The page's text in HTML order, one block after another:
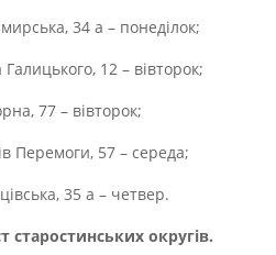
34 а – понеділок;
12 – вівторок;
77 – вівторок;
Перемоги, 57 – середа;
35 а – четвер.
старостинських округів.